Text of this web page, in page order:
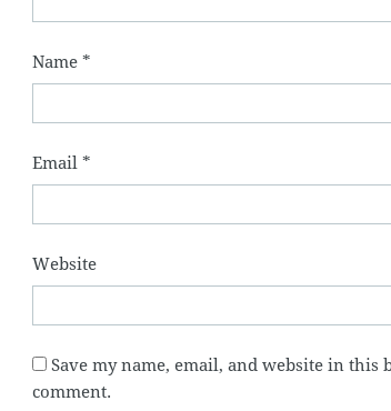
Name *
Email *
Website
Save my name, email, and website in
comment.